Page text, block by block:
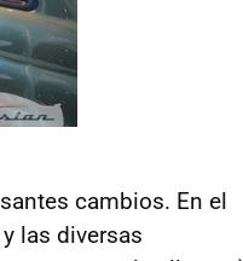
cambios. En el
las diversas